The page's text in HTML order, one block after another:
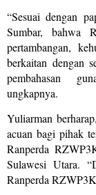
“Sesuai dengan
Sumbar, bahwa
pertambangan,
berkaitan dengan
pembahasan
ungkapnya.
Yuliarman
acuan bagi pihak
Ranperda
Sulawesi Utara.
Ranperda